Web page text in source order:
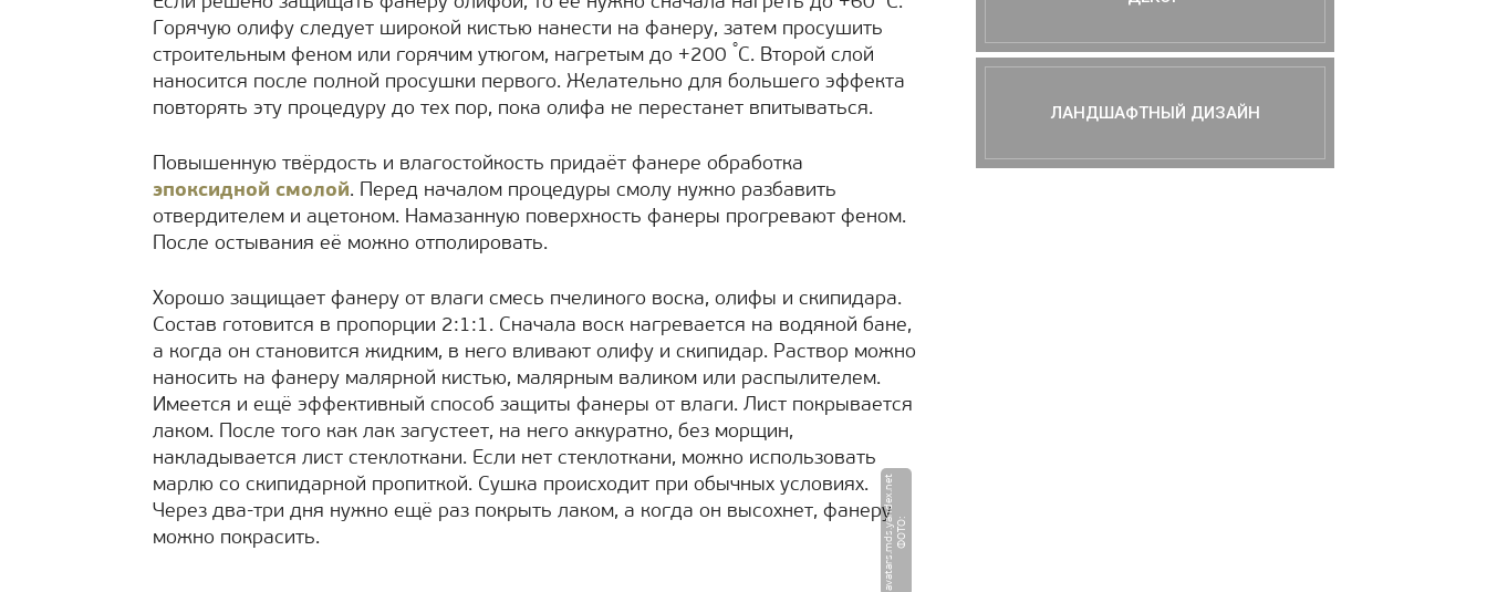
Горячую олифу следует широкой кистью нанести на фанеру, затем просушить
строительным феном или горячим утюгом, нагретым до +200 °С. Второй слой
наносится после полной просушки первого. Желательно для большего эффекта
повторять эту процедуру до тех пор, пока олифа не перестанет впитываться.
Повышенную твёрдость и влагостойкость придаёт фанере обработка
эпоксидной смолой. Перед началом процедуры смолу нужно разбавить
отвердителем и ацетоном. Намазанную поверхность фанеры прогревают феном.
После остывания её можно отполировать.
Хорошо защищает фанеру от влаги смесь пчелиного воска, олифы и скипидара.
Состав готовится в пропорции 2:1:1. Сначала воск нагревается на водяной бане,
а когда он становится жидким, в него вливают олифу и скипидар. Раствор можно
наносить на фанеру малярной кистью, малярным валиком или распылителем.
Имеется и ещё эффективный способ защиты фанеры от влаги. Лист покрывается
лаком. После того как лак загустеет, на него аккуратно, без морщин,
накладывается лист стеклоткани. Если нет стеклоткани, можно использовать
марлю со скипидарной пропиткой. Сушка происходит при обычных условиях.
Через два-три дня нужно ещё раз покрыть лаком, а когда он высохнет, фанеру
можно покрасить.
Ф
О
Т
О
:
a
v
a
t
a
r
s.
m
d
s.
y
a
n
d
e
x.
n
e
t
ЛАНДШАФТНЫЙ ДИЗАЙН